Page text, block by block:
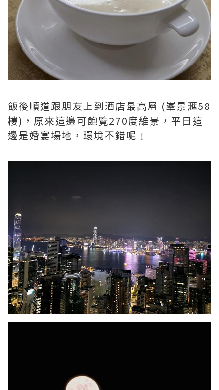
飯後順道跟朋友上到酒店最高層 (峯景滙58
樓)，原來這邊可飽覽270度維景，平日這
邊是婚宴場地，環境不錯呢﹗